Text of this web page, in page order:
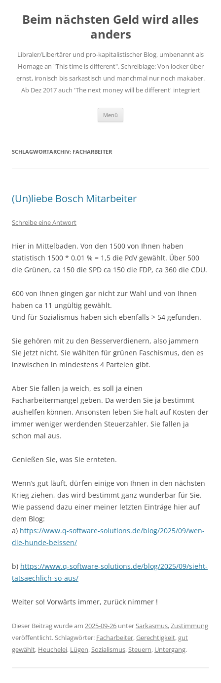
springen
Beim nächsten Geld wird alles
anders
Libraler/Libertärer und pro-kapitalistischer Blog, umbenannt als
Homage an "This time is different". Schreiblage: Von locker über
ernst, ironisch bis sarkastisch und manchmal nur noch makaber.
Ab Dez 2017 auch 'The next money will be different' integriert
Menü
SCHLAGWORTARCHIV: FACHARBEITER
(Un)liebe Bosch Mitarbeiter
Schreibe eine Antwort
Hier in Mittelbaden. Von den 1500 von Ihnen haben
statistisch 1500 * 0.01 % = 1,5 die PdV gewählt. Über 500
die Grünen, ca 150 die SPD ca 150 die FDP, ca 360 die CDU.
600 von Ihnen gingen gar nicht zur Wahl und von Ihnen
haben ca 11 ungültig gewählt.
Und für Sozialismus haben sich ebenfalls > 54 gefunden.
Sie gehören mit zu den Besserverdienern, also jammern
Sie jetzt nicht. Sie wählten für grünen Faschismus, den es
inzwischen in mindestens 4 Parteien gibt.
Aber Sie fallen ja weich, es soll ja einen
Facharbeitermangel geben. Da werden Sie ja bestimmt
aushelfen können. Ansonsten leben Sie halt auf Kosten der
immer weniger werdenden Steuerzahler. Sie fallen ja
schon mal aus.
Genießen Sie, was Sie ernteten.
Wenn’s gut läuft, dürfen einige von Ihnen in den nächsten
Krieg ziehen, das wird bestimmt ganz wunderbar für Sie.
Wie passend dazu einer meiner letzten Einträge hier auf
dem Blog:
a) https://www.q-software-solutions.de/blog/2025/09/wen-
die-hunde-beissen/
b) https://www.q-software-solutions.de/blog/2025/09/sieht-
tatsaechlich-so-aus/
Weiter so! Vorwärts immer, zurück nimmer !
Dieser Beitrag wurde am 2025-09-26 unterSarkasmus,Zustimmung
veröffentlicht. Schlagwörter: Facharbeiter,Gerechtigkeit,gut
gewählt, Heuchelei, Lügen,Sozialismus,Steuern, Untergang.